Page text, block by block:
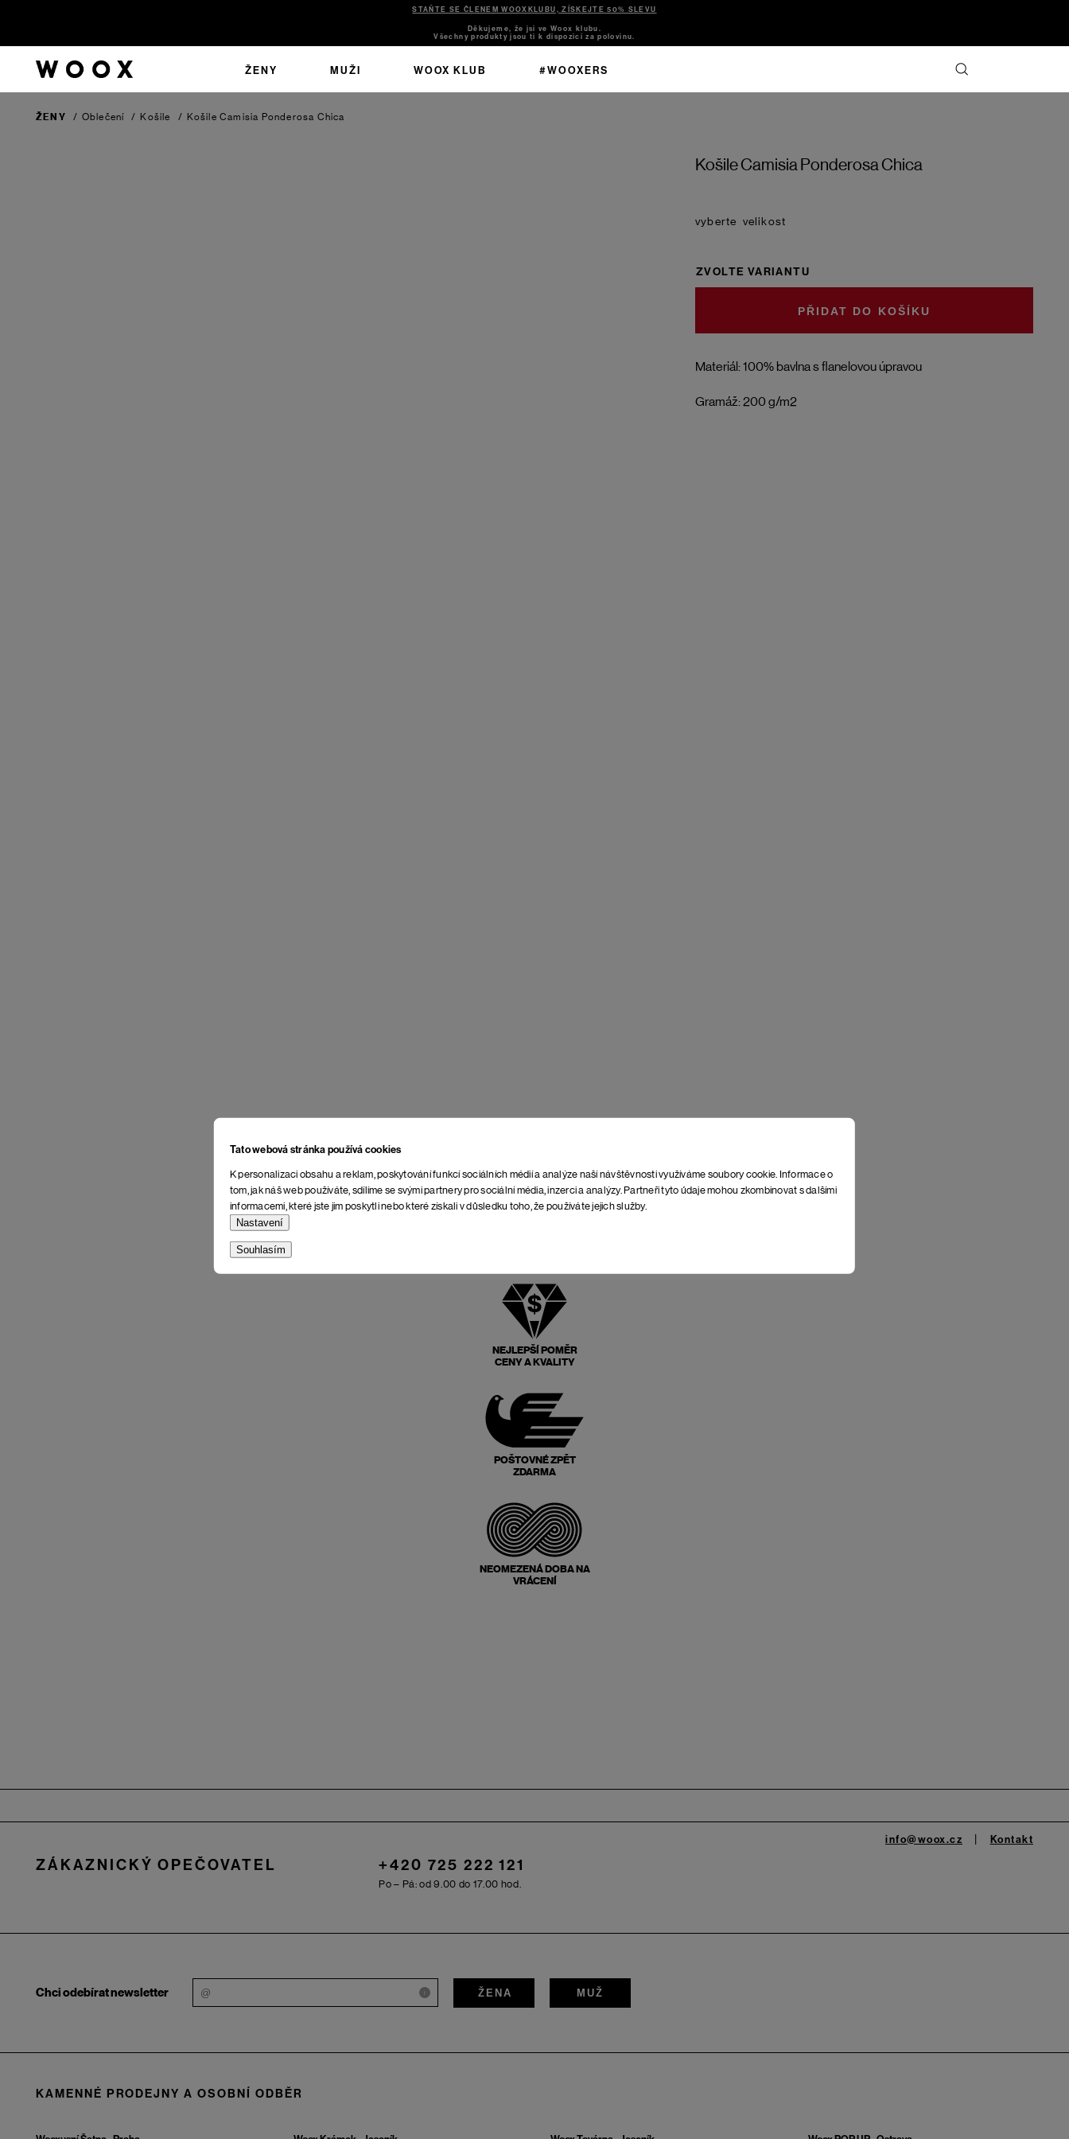
Tato webová stránka používá cookies
K personalizaci obsahu a reklam, poskytování funkcí sociálních médií a analýze naší návštěvnosti využíváme soubory cookie. Informace o
tom, jak náš web používáte, sdílíme se svými partnery pro sociální média, inzerci a analýzy. Partneři tyto údaje mohou zkombinovat s dalšími
informacemi, které jste jim poskytli nebo které získali v důsledku toho, že používáte jejich služby.
Nastavení
Souhlasím
STAŇTE SE ČLENEM WOOXKLUBU, ZÍSKEJTE 50% SLEVU
Děkujeme, že jsi ve Woox klubu.
Všechny produkty jsou ti k dispozici za polovinu.
ŽENY MUŽI WOOX KLUB #WOOXERS
ŽENY / Oblečení / Košile / Košile Camisia Ponderosa Chica
Košile Camisia Ponderosa Chica
Materiál: 100% bavlna s flanelovou úpravou
Gramáž: 200 g/m2
velikost
ZVOLTE VARIANTU
DO KOŠÍKU
NEJLEPŠÍ POMĚR
CENY A KVALITY
POŠTOVNÉ ZPĚT
ZDARMA
NEOMEZENÁ DOBA NA
VRÁCENÍ
ZÁKAZNICKÝ OPEČOVATEL +420 725 222 121
Po – Pá: od 9.00 do 17.00 hod.
info@woox.cz Kontakt
Chci odebírat newsletter i ŽENA MUŽ
KAMENNÉ PRODEJNY A OSOBNÍ ODBĚR